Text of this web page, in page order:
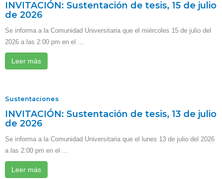
INVITACIÓN: Sustentación de tesis, 15 de julio
de 2026
Se informa a la Comunidad Universitaria que el miércoles 15 de julio del
2026 a las 2:00 pm en el ...
Leer más
Sustentaciones
INVITACIÓN: Sustentación de tesis, 13 de julio
de 2026
Se informa a la Comunidad Universitaria que el lunes 13 de julio del 2026
a las 2:00 pm en el ...
Leer más